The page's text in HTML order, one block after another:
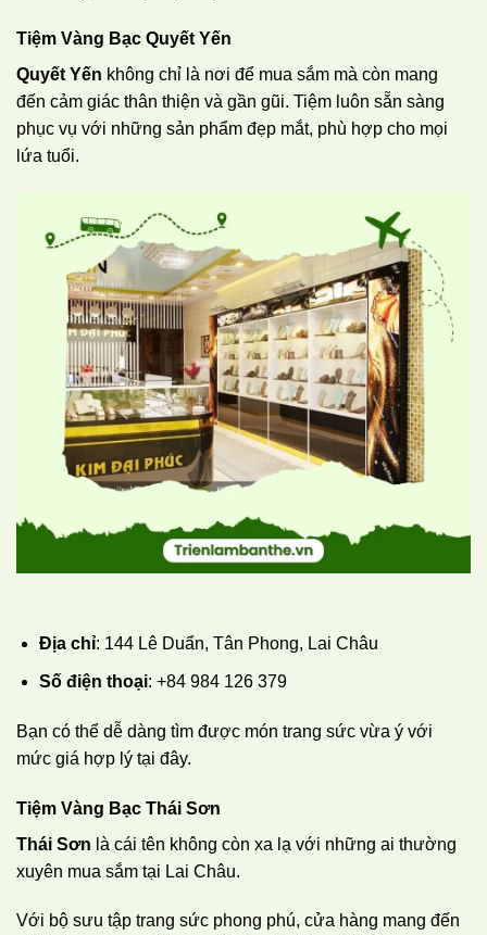
Tiệm Vàng Bạc Quyết Yến
Quyết Yến không chỉ là nơi để mua sắm mà còn mang
đến cảm giác thân thiện và gần gũi. Tiệm luôn sẵn sàng
phục vụ với những sản phẩm đẹp mắt, phù hợp cho mọi
lứa tuổi.
Địa chỉ: 144 Lê Duẩn, Tân Phong, Lai Châu
Số điện thoại: +84 984 126 379
Bạn có thể dễ dàng tìm được món trang sức vừa ý với
mức giá hợp lý tại đây.
Tiệm Vàng Bạc Thái Sơn
Thái Sơn là cái tên không còn xa lạ với những ai thường
xuyên mua sắm tại Lai Châu.
Với bộ sưu tập trang sức phong phú, cửa hàng mang đến